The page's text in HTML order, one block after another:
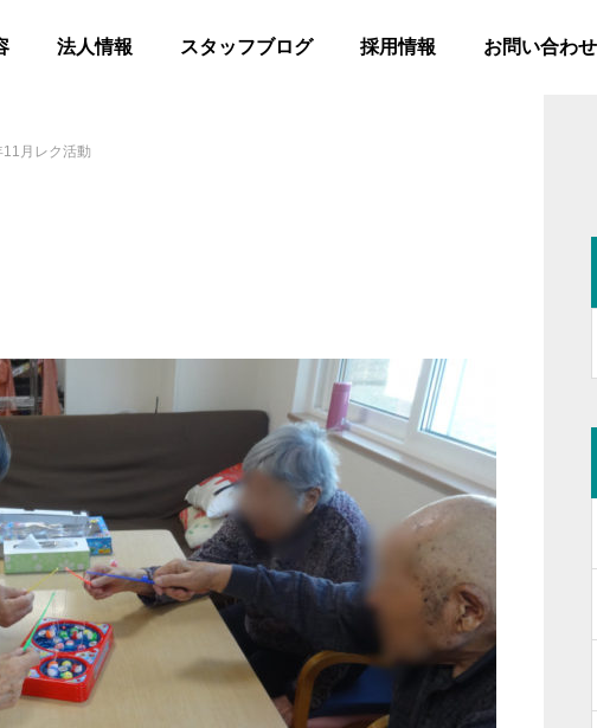
法人情報 スタッフブログ 採用情報 お問い合わせ
合同花火
高齢者等共同住宅 みんとの里
月レク活動